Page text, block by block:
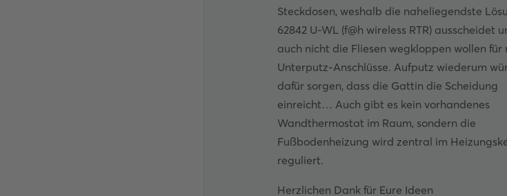
Steckdosen, weshalb die naheliegendste
62842 U-WL (f@h wireless RTR) ausscheidet
auch nicht die Fliesen wegkloppen wollen für
Unterputz-Anschlüsse. Aufputz wiederum
dafür sorgen, dass die Gattin die Scheidung
einreicht… Auch gibt es kein vorhandenes
Wandthermostat im Raum, sondern die
Fußbodenheizung wird zentral im
reguliert.
Herzlichen Dank für Eure Ideen